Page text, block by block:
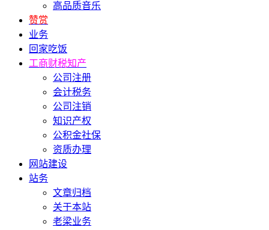
高品质音乐
赞赏
业务
回家吃饭
工商财税知产
公司注册
会计税务
公司注销
知识产权
公积金社保
资质办理
网站建设
站务
文章归档
关于本站
老梁业务